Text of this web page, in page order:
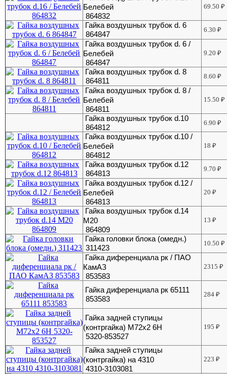
Белебей
864832
69.50₽
Гайка воздушных трубок d. 6
864847
6.30₽
Гайка воздушных трубок d. 6 /
Белебей
864847
9.20₽
Гайка воздушных трубок d. 8
864811
8.60₽
Гайка воздушных трубок d. 8 /
Белебей
864811
15.50₽
Гайка воздушных трубок d.10
864812
6.90₽
Гайка воздушных трубок d.10 /
Белебей
864812
18₽
Гайка воздушных трубок d.12
864813
9.70₽
Гайка воздушных трубок d.12 /
Белебей
864813
20₽
Гайка воздушных трубок d.14
М20
864809
13₽
Гайка головки блока (омедн.)
311423
10.50₽
Гайка диференциала рк / ПАО
КамАЗ
853583
2315₽
Гайка диференциала рк 65111
853583
284₽
Гайка задней ступицы
(контргайка) М72х2 6Н
5320-853527
195₽
Гайка задней ступицы
(контргайка) на 4310
4310-3103081
223₽